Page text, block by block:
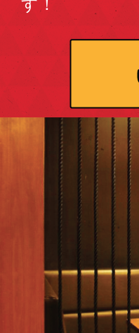
す！